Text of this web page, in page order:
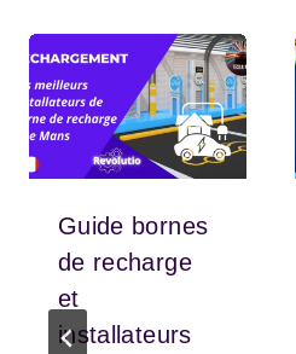
Guide bornes
de recharge
et
installateurs